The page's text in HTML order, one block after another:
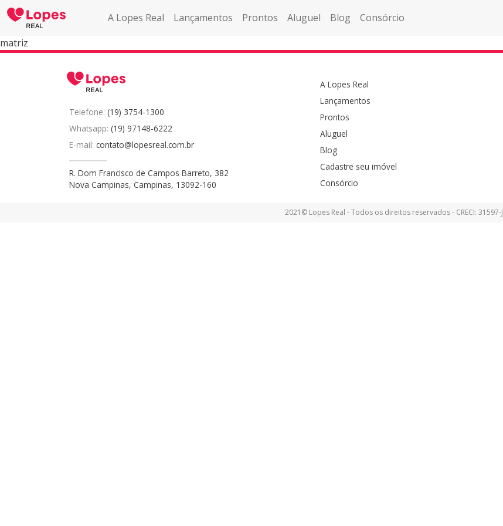
A Lopes Real Lançamentos Prontos Aluguel Blog Consórcio
matriz
Telefone: (19) 3754-1300
Whatsapp: (19) 97148-6222
E-mail: contato@lopesreal.com.br
R. Dom Francisco de Campos Barreto, 382
Nova Campinas, Campinas, 13092-160
A Lopes Real
Lançamentos
Prontos
Aluguel
Blog
Cadastre seu imóvel
Consórcio
2021© Lopes Real - Todos os direitos reservados - CRECI: 31597-J